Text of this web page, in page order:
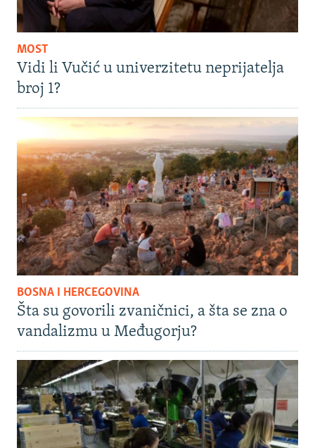
MOST
Vidi li Vučić u univerzitetu neprijatelja
broj 1?
BOSNA I HERCEGOVINA
Šta su govorili zvaničnici, a šta se zna o
vandalizmu u Međugorju?